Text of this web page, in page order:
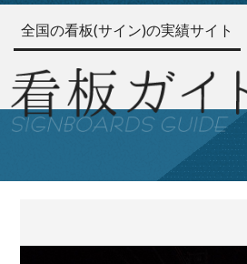
全国の看板(サイン)の実績サイト